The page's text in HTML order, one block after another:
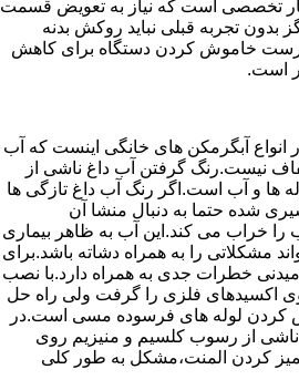
تخصصی است که نیاز به تعویض قسمت
بدون تجربه قبلی نباید روکش بدنه
درست خاموش کردن دستگاه برای کاهش
است.
انواع آبگرمکن های خانگی اینست که آب
نیست.رنگ گرفتن آب داغ ناشی از
ها و آب است.اگر رنگ آب داغ تازگی ها
شده حتما به دنبال منشا آن
را خراب می کند.این آب به ظاهر بیماری
مشکلاتی را به همراه دشاته باشد.برای
خطرات جدی به همراه دارد.با نصب
اکسیدهای فلزی را گرفت ولی راه حل
کردن لوله های فرسوده مسی است.در
ناشی از رسوب کلسیم و منیزیم روی
کردن المنت،مشکل به طور کلی